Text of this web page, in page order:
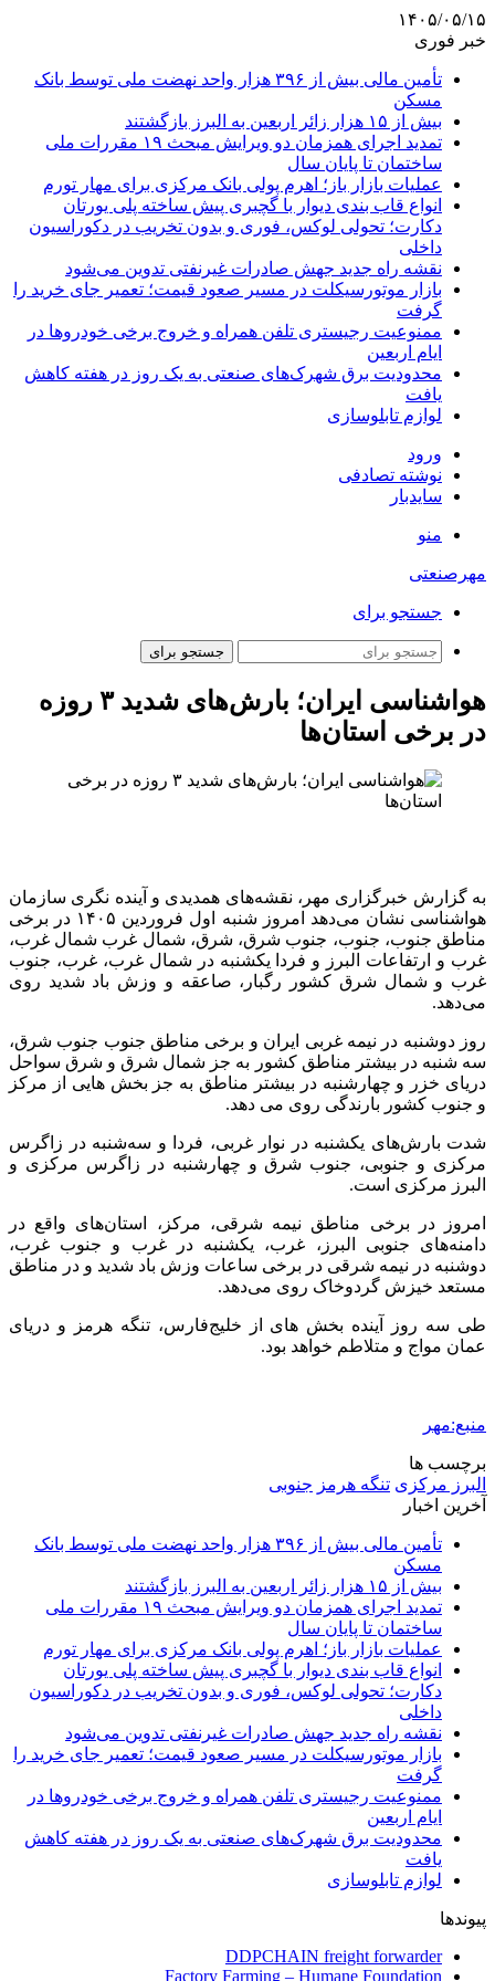
۱۴۰۵/۰۵/۱۵
خبر فوری
تأمین مالی بیش از ۳۹۶ هزار واحد نهضت ملی توسط بانک
مسکن
بیش از ۱۵ هزار زائر اربعین به البرز بازگشتند
تمدید اجرای همزمان دو ویرایش مبحث ۱۹ مقررات ملی
ساختمان تا پایان سال
عملیات بازار باز؛ اهرم پولی بانک مرکزی برای مهار تورم
انواع قاب بندی دیوار با گچبری پیش ساخته پلی یورتان
دکارت؛ تحولی لوکس، فوری و بدون تخریب در دکوراسیون
داخلی
نقشه راه جدید جهش صادرات غیرنفتی تدوین می‌شود
بازار موتورسیکلت در مسیر صعود قیمت؛ تعمیر جای خرید را
گرفت
ممنوعیت رجیستری تلفن همراه و خروج برخی خودروها در
ایام اربعین
محدودیت برق شهرک‌های صنعتی به یک روز در هفته کاهش
یافت
لوازم تابلوسازی
ورود
نوشته تصادفی
سایدبار
منو
مهرصنعتی
جستجو برای
جستجو برای
هواشناسی ایران؛ بارش‌های شدید ۳ روزه
در برخی استان‌ها
به گزارش خبرگزاری مهر، نقشه‌های همدیدی و آینده نگری سازمان
هواشناسی نشان می‌دهد امروز شنبه اول فروردین ۱۴۰۵ در برخی
مناطق جنوب، جنوب، جنوب شرق، شرق، شمال غرب شمال غرب،
غرب و ارتفاعات البرز و فردا یکشنبه در شمال غرب، غرب، جنوب
غرب و شمال شرق کشور رگبار، صاعقه و وزش باد شدید روی
می‌دهد.
روز دوشنبه در نیمه غربی ایران و برخی مناطق جنوب جنوب شرق،
سه شنبه در بیشتر مناطق کشور به جز شمال شرق و شرق سواحل
دریای خزر و چهارشنبه در بیشتر مناطق به جز بخش هایی از مرکز
و جنوب کشور بارندگی روی می دهد.
شدت بارش‌های یکشنبه در نوار غربی، فردا و سه‌شنبه در زاگرس
مرکزی و جنوبی، جنوب شرق و چهارشنبه در زاگرس مرکزی و
البرز مرکزی است.
امروز در برخی مناطق نیمه شرقی، مرکز، استان‌های واقع در
دامنه‌های جنوبی البرز، غرب، یکشنبه در غرب و جنوب غرب،
دوشنبه در نیمه شرقی در برخی ساعات وزش باد شدید و در مناطق
مستعد خیزش گردوخاک روی می‌دهد.
طی سه روز آینده بخش های از خلیج‌فارس، تنگه هرمز و دریای
عمان مواج و متلاطم خواهد بود.
منبع:مهر
برچسب ها
البرز مرکزی تنگه هرمز جنوبی
آخرین اخبار
تأمین مالی بیش از ۳۹۶ هزار واحد نهضت ملی توسط بانک
مسکن
بیش از ۱۵ هزار زائر اربعین به البرز بازگشتند
تمدید اجرای همزمان دو ویرایش مبحث ۱۹ مقررات ملی
ساختمان تا پایان سال
عملیات بازار باز؛ اهرم پولی بانک مرکزی برای مهار تورم
انواع قاب بندی دیوار با گچبری پیش ساخته پلی یورتان
دکارت؛ تحولی لوکس، فوری و بدون تخریب در دکوراسیون
داخلی
نقشه راه جدید جهش صادرات غیرنفتی تدوین می‌شود
بازار موتورسیکلت در مسیر صعود قیمت؛ تعمیر جای خرید را
گرفت
ممنوعیت رجیستری تلفن همراه و خروج برخی خودروها در
ایام اربعین
محدودیت برق شهرک‌های صنعتی به یک روز در هفته کاهش
یافت
لوازم تابلوسازی
پیوندها
DDPCHAIN freight forwarder
Factory Farming – Humane Foundation